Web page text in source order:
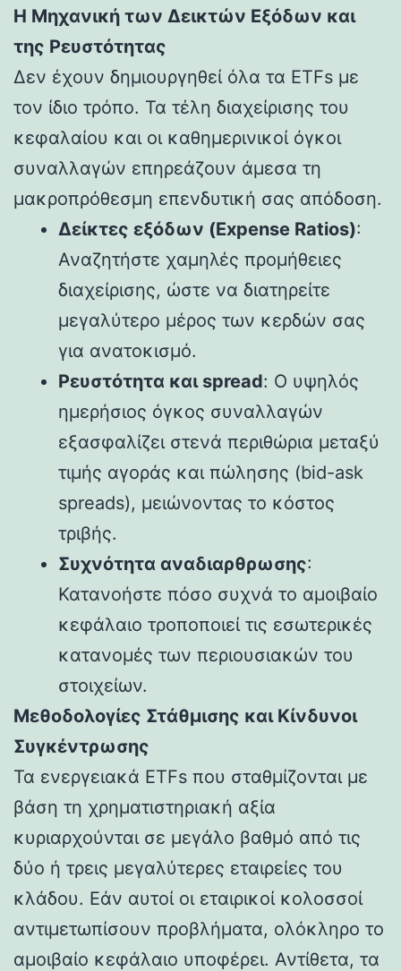
Η Μηχανική των Δεικτών Εξόδων και
της Ρευστότητας
Δεν έχουν δημιουργηθεί όλα τα ETFs με
τον ίδιο τρόπο. Τα τέλη διαχείρισης του
κεφαλαίου και οι καθημερινικοί όγκοι
συναλλαγών επηρεάζουν άμεσα τη
μακροπρόθεσμη επενδυτική σας απόδοση.
Δείκτες εξόδων (Expense Ratios):
Αναζητήστε χαμηλές προμήθειες
διαχείρισης, ώστε να διατηρείτε
μεγαλύτερο μέρος των κερδών σας
για ανατοκισμό.
Ρευστότητα και spread: Ο υψηλός
ημερήσιος όγκος συναλλαγών
εξασφαλίζει στενά περιθώρια μεταξύ
τιμής αγοράς και πώλησης (bid-ask
spreads), μειώνοντας το κόστος
τριβής.
Συχνότητα αναδιαρθρωσης:
Κατανοήστε πόσο συχνά το αμοιβαίο
κεφάλαιο τροποποιεί τις εσωτερικές
κατανομές των περιουσιακών του
στοιχείων.
Μεθοδολογίες Στάθμισης και Κίνδυνοι
Συγκέντρωσης
Τα ενεργειακά ETFs που σταθμίζονται με
βάση τη χρηματιστηριακή αξία
κυριαρχούνται σε μεγάλο βαθμό από τις
δύο ή τρεις μεγαλύτερες εταιρείες του
κλάδου. Εάν αυτοί οι εταιρικοί κολοσσοί
αντιμετωπίσουν προβλήματα, ολόκληρο το
αμοιβαίο κεφάλαιο υποφέρει. Αντίθετα, τα